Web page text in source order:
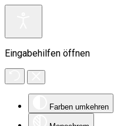
Eingabehilfen öffnen
Farben umkehren